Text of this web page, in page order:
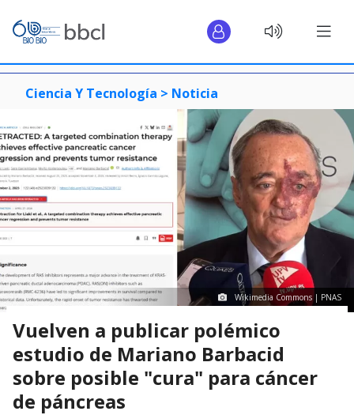
Ciencia Y Tecnología > Noticia
Wikimedia Commons | PNAS
Vuelven a publicar polémico
estudio de Mariano Barbacid
sobre posible "cura" para cáncer
de páncreas